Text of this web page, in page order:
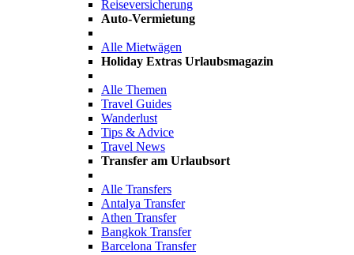
Reiseversicherung
Auto-Vermietung
Alle Mietwägen
Holiday Extras Urlaubsmagazin
Alle Themen
Travel Guides
Wanderlust
Tips & Advice
Travel News
Transfer am Urlaubsort
Alle Transfers
Antalya Transfer
Athen Transfer
Bangkok Transfer
Barcelona Transfer